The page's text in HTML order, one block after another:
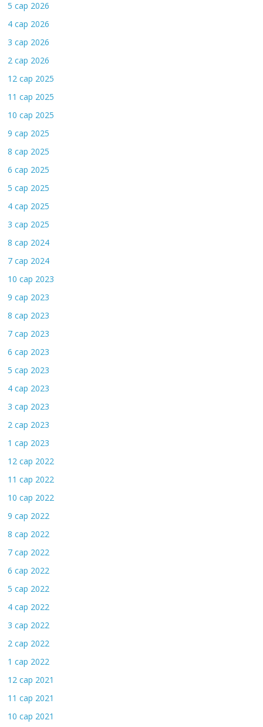
5 сар 2026
4 сар 2026
3 сар 2026
2 сар 2026
12 сар 2025
11 сар 2025
10 сар 2025
9 сар 2025
8 сар 2025
6 сар 2025
5 сар 2025
4 сар 2025
3 сар 2025
8 сар 2024
7 сар 2024
10 сар 2023
9 сар 2023
8 сар 2023
7 сар 2023
6 сар 2023
5 сар 2023
4 сар 2023
3 сар 2023
2 сар 2023
1 сар 2023
12 сар 2022
11 сар 2022
10 сар 2022
9 сар 2022
8 сар 2022
7 сар 2022
6 сар 2022
5 сар 2022
4 сар 2022
3 сар 2022
2 сар 2022
1 сар 2022
12 сар 2021
11 сар 2021
10 сар 2021